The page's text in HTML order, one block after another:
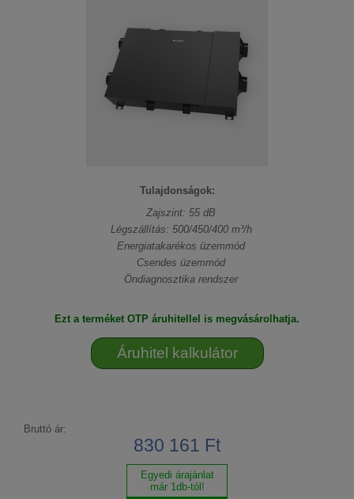
Tulajdonságok:
Zajszint: 55 dB
Légszállítás: 500/450/400 m³/h
Energiatakarékos üzemmód
Csendes üzemmód
Öndiagnosztika rendszer
Ezt a terméket OTP áruhitellel is megvásárolhatja.
Áruhitel kalkulátor
Bruttó ár:
830 161 Ft
Egyedi árajánlat
már 1db-tól!